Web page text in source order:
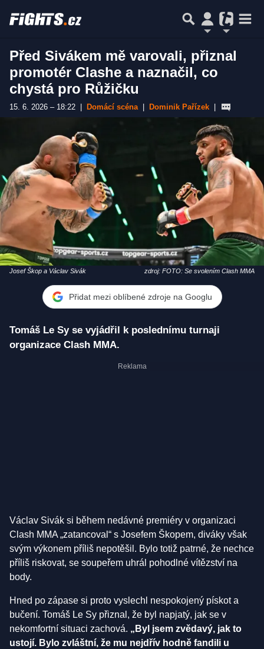
Před Sivákem mě varovali, přiznal
promotér Clashe a naznačil, co
chystá pro Růžičku
15. 6. 2026 – 18:22 Domácí scéna Dominik Pařízek
Josef Škop a Václav Sivák zdroj: FOTO: Se svolením Clash MMA
Přidat mezi oblíbené zdroje na Googlu
Tomáš Le Sy se vyjádřil k poslednímu turnaji
organizace Clash MMA.
Václav Sivák si během nedávné premiéry v organizaci
Clash MMA „zatancoval“ s Josefem Škopem, diváky však
svým výkonem příliš nepotěšil. Bylo totiž patrné, že nechce
příliš riskovat, se soupeřem uhrál pohodlné vítězství na
body.
Hned po zápase si proto vyslechl nespokojený pískot a
bučení. Tomáš Le Sy přiznal, že byl napjatý, jak se v
nekomfortní situaci zachová. „Byl jsem zvědavý, jak to
ustojí. Bylo zvláštní, že mu nejdřív hodně fandili u